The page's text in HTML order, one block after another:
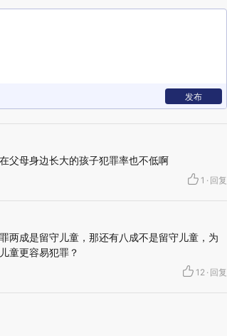
发布
父母身边长大的孩子犯罪率也不低啊
1 · 回复
两成是留守儿童，那还有八成不是留守儿童，为
童更容易犯罪？
12 · 回复